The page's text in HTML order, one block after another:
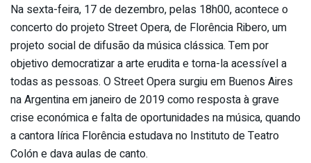
Na sexta-feira, 17 de dezembro, pelas 18h00, acontece o
concerto do projeto Street Opera, de Florência Ribero, um
projeto social de difusão da música clássica. Tem por
objetivo democratizar a arte erudita e torna-la acessível a
todas as pessoas. O Street Opera surgiu em Buenos Aires
na Argentina em janeiro de 2019 como resposta à grave
crise económica e falta de oportunidades na música, quando
a cantora lírica Florência estudava no Instituto de Teatro
Colón e dava aulas de canto.